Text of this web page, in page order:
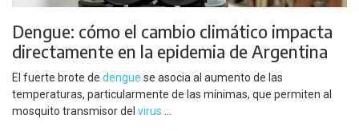
Dengue: cómo el cambio climático impacta
directamente en la epidemia de Argentina
El fuerte brote de dengue se asocia al aumento de las
temperaturas, particularmente de las mínimas, que permiten al
mosquito transmisor del virus